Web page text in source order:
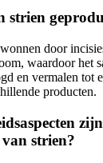
strien
door
waardoor het
en vermalen tot
producten.
strien?